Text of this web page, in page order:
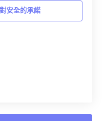
安全的承諾